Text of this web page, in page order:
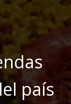
país